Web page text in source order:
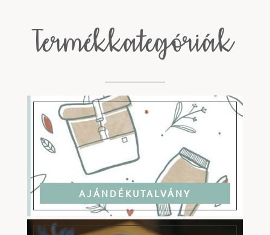
Termékkategóriák
AJÁNDÉKUTALVÁNY